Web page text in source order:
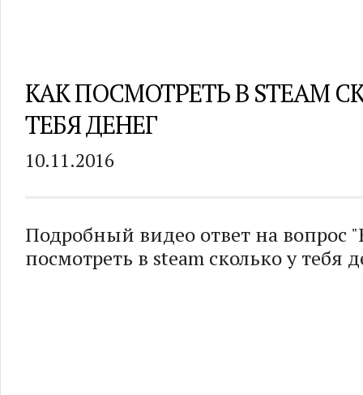
КАК ПОСМОТРЕТЬ В STEAM
ТЕБЯ ДЕНЕГ
10.11.2016
Подробный видео ответ на вопрос
посмотреть в steam сколько у тебя